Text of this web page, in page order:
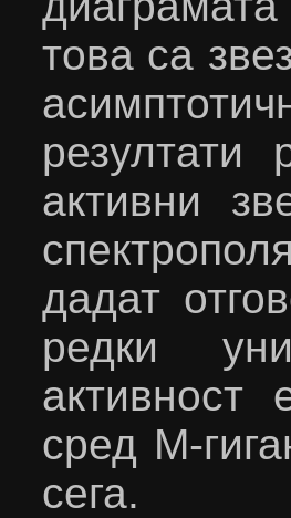
това са
резултати
активни
дадат
редки
сред М-
сега.